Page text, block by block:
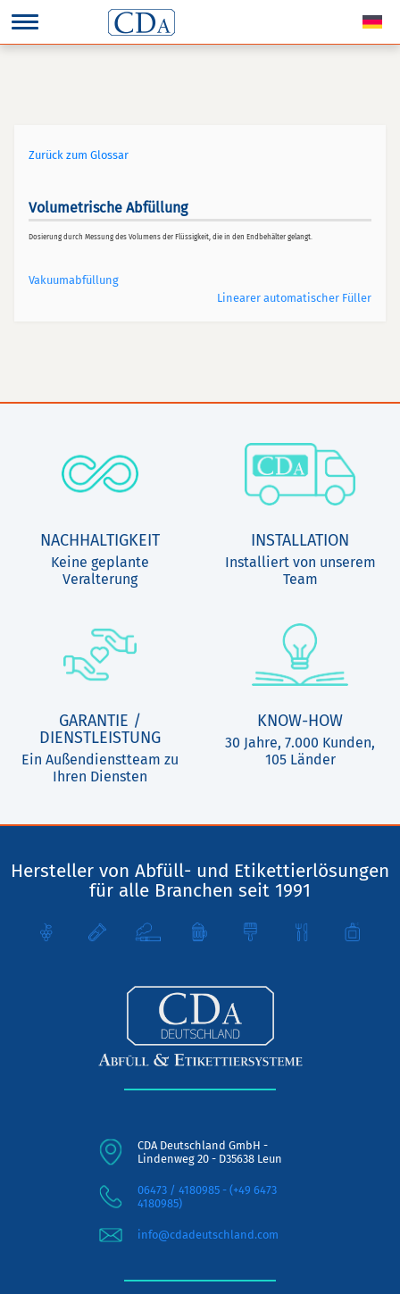
Zurück zum Glossar
Volumetrische Abfüllung
Dosierung durch Messung des Volumens der Flüssigkeit, die in den Endbehälter gelangt.
Vakuumabfüllung
Linearer automatischer Füller
NACHHALTIGKEIT
Keine geplante
Veralterung
INSTALLATION
Installiert von unserem
Team
GARANTIE /
DIENSTLEISTUNG
Ein Außendienstteam zu
Ihren Diensten
KNOW-HOW
30 Jahre, 7.000 Kunden,
105 Länder
Hersteller von Abfüll- und Etikettierlösungen
für alle Branchen seit 1991
CDA Deutschland GmbH -
Lindenweg 20 - D35638 Leun
06473 / 4180985 - (+49 6473
4180985)
info@cdadeutschland.com